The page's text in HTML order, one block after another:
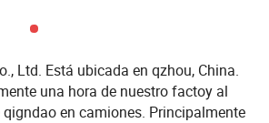
Ltd. Está ubicada en qzhou, China.
una hora de nuestro factoy al
en camiones. Principalmente